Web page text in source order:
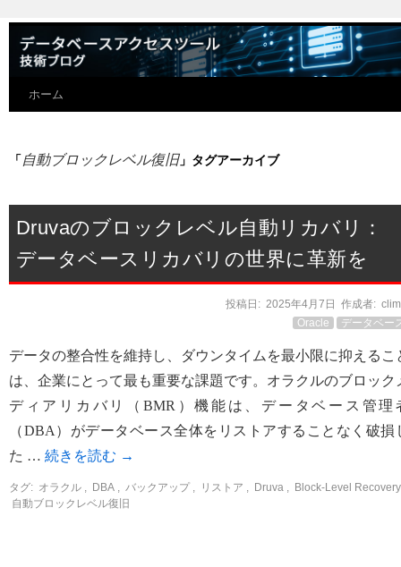
ホーム
「自動ブロックレベル復旧」タグアーカイブ
Druvaのブロックレベル自動リカバリ：
データベースリカバリの世界に革新を
投稿日: 2025年4月7日 作成者:
Oracle
データベー
データの整合性を維持し、ダウンタイムを最小限に抑えるこ
は、企業にとって最も重要な課題です。オラクルのブロック
ディアリカバリ（BMR）機能は、データベース管理
（DBA）がデータベース全体をリストアすることなく破損
た … 続きを読む →
タグ: オラクル , DBA , バックアップ , リストア , Druva , Block-Level Recovery
自動ブロックレベル復旧